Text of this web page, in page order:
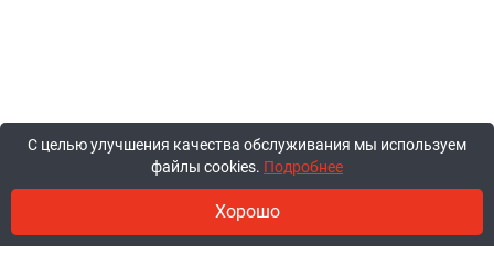
С целью улучшения качества обслуживания мы используем
файлы cookies. Подробнее
Хорошо